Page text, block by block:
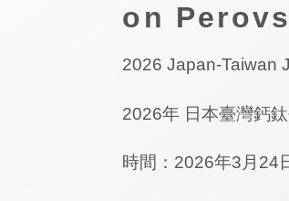
on
2026 Japan-Taiwan
2026年 日本臺灣鈣
時間：2026年3月24